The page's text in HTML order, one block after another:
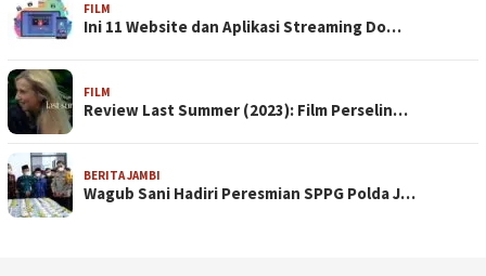
FILM
Ini 11 Website dan Aplikasi Streaming Do…
FILM
Review Last Summer (2023): Film Perselin…
BERITA JAMBI
Wagub Sani Hadiri Peresmian SPPG Polda J…